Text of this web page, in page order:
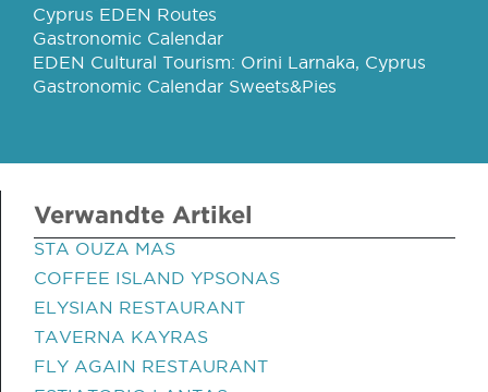
Cyprus EDEN Routes
Gastronomic Calendar
EDEN Cultural Tourism: Orini Larnaka, Cyprus
Gastronomic Calendar Sweets&Pies
Verwandte Artikel
STA OUZA MAS
COFFEE ISLAND YPSONAS
ELYSIAN RESTAURANT
TAVERNA KAYRAS
FLY AGAIN RESTAURANT